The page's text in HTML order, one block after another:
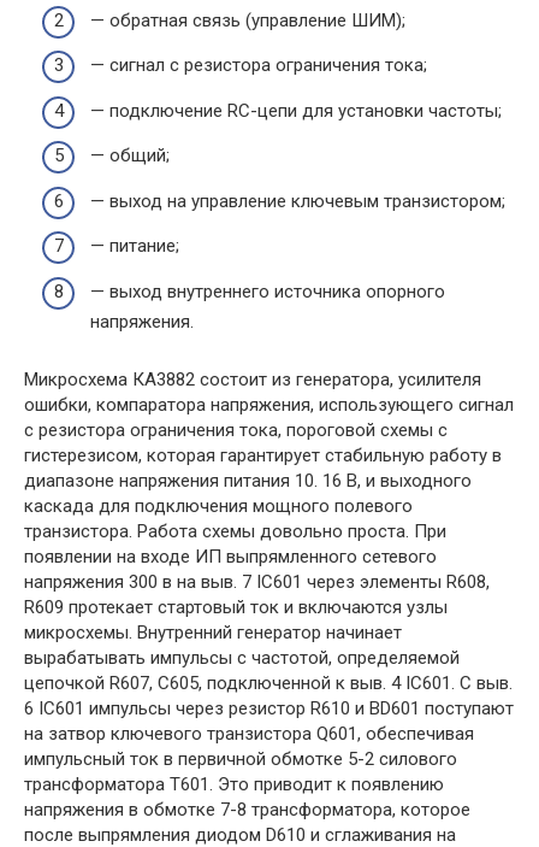
— обратная связь (управление ШИМ);
— сигнал с резистора ограничения тока;
— подключение RC-цепи для установки частоты;
— общий;
— выход на управление ключевым транзистором;
— питание;
— выход внутреннего источника опорного
напряжения.
Микросхема КА3882 состоит из генератора, усилителя
ошибки, компаратора напряжения, использующего сигнал
с резистора ограничения тока, пороговой схемы с
гистерезисом, которая гарантирует стабильную работу в
диапазоне напряжения питания 10. 16 В, и выходного
каскада для подключения мощного полевого
транзистора. Работа схемы довольно проста. При
появлении на входе ИП выпрямленного сетевого
напряжения 300 в на выв. 7 IC601 через элементы R608,
R609 протекает стартовый ток и включаются узлы
микросхемы. Внутренний генератор начинает
вырабатывать импульсы с частотой, определяемой
цепочкой R607, С605, подключенной к выв. 4 IC601. С выв.
6 IC601 импульсы через резистор R610 и BD601 поступают
на затвор ключевого транзистора Q601, обеспечивая
импульсный ток в первичной обмотке 5-2 силового
трансформатора Т601. Это приводит к появлению
напряжения в обмотке 7-8 трансформатора, которое
после выпрямления диодом D610 и сглаживания на